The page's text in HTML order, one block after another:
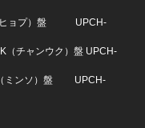
ヒョプ）盤 UPCH-
チャンウク）盤 UPCH-
（ミンソ）盤 UPCH-